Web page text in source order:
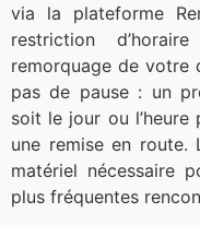
via la plateforme
restriction
remorquage de votre
pas de pause : un
soit le jour ou
une remise en route.
matériel nécessaire
plus fréquentes